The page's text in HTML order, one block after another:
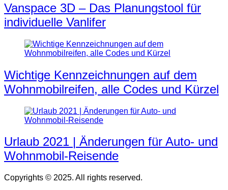
Vanspace 3D – Das Planungstool für
individuelle Vanlifer
Wichtige Kennzeichnungen auf dem
Wohnmobilreifen, alle Codes und Kürzel
Urlaub 2021 | Änderungen für Auto- und
Wohnmobil-Reisende
Copyrights © 2025. All rights reserved.